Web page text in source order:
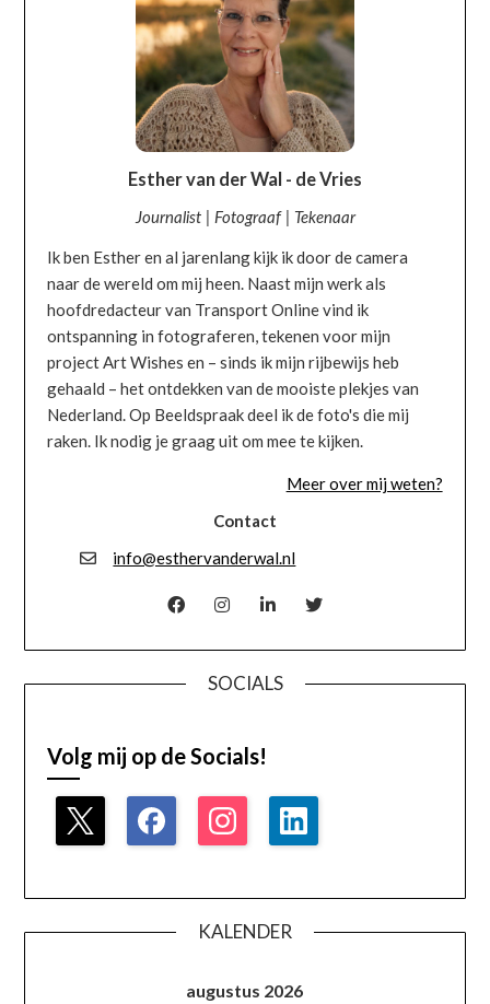
Esther van der Wal - de Vries
Journalist | Fotograaf | Tekenaar
Ik ben Esther en al jarenlang kijk ik door de camera
naar de wereld om mij heen. Naast mijn werk als
hoofdredacteur van Transport Online vind ik
ontspanning in fotograferen, tekenen voor mijn
project Art Wishes en – sinds ik mijn rijbewijs heb
gehaald – het ontdekken van de mooiste plekjes van
Nederland. Op Beeldspraak deel ik de foto's die mij
raken. Ik nodig je graag uit om mee te kijken.
Meer over mij weten?
Contact
info@esthervanderwal.nl
SOCIALS
Volg mij op de Socials!
KALENDER
augustus 2026